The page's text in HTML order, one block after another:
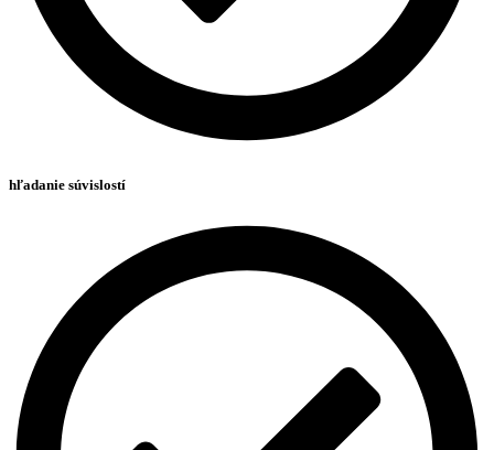
hľadanie súvislostí